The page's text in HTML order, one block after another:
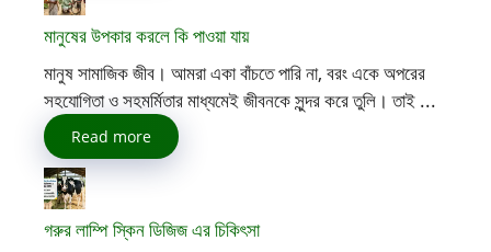
মানুষের উপকার করলে কি পাওয়া যায়
মানুষ সামাজিক জীব। আমরা একা বাঁচতে পারি না, বরং একে অপরের
সহযোগিতা ও সহমর্মিতার মাধ্যমেই জীবনকে সুন্দর করে তুলি। তাই ...
Read more
গরুর লাম্পি স্কিন ডিজিজ এর চিকিৎসা